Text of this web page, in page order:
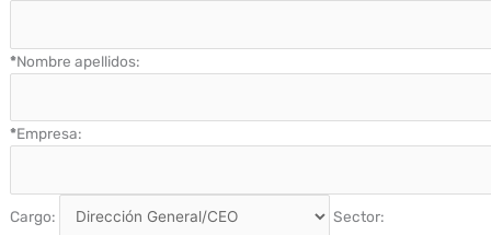
*Nombre apellidos:
*Empresa:
Cargo: Sector: